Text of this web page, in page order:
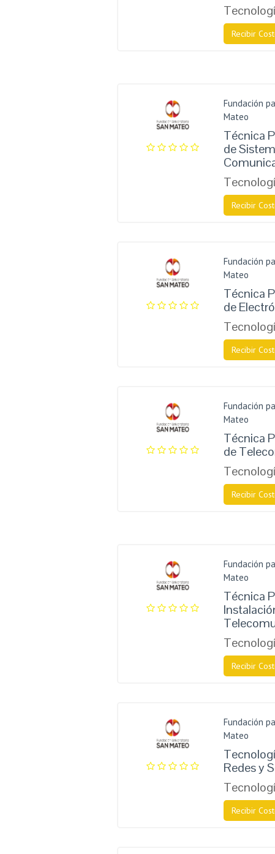
Recibir
Fundación
Mateo
Técnica
de
Recibir
Fundación
Mateo
Técnica
de
Recibir
Fundación
Mateo
Técnica
de
Recibir
Fundación
Mateo
Técnica
Recibir
Fundación
Mateo
Redes y
Recibir